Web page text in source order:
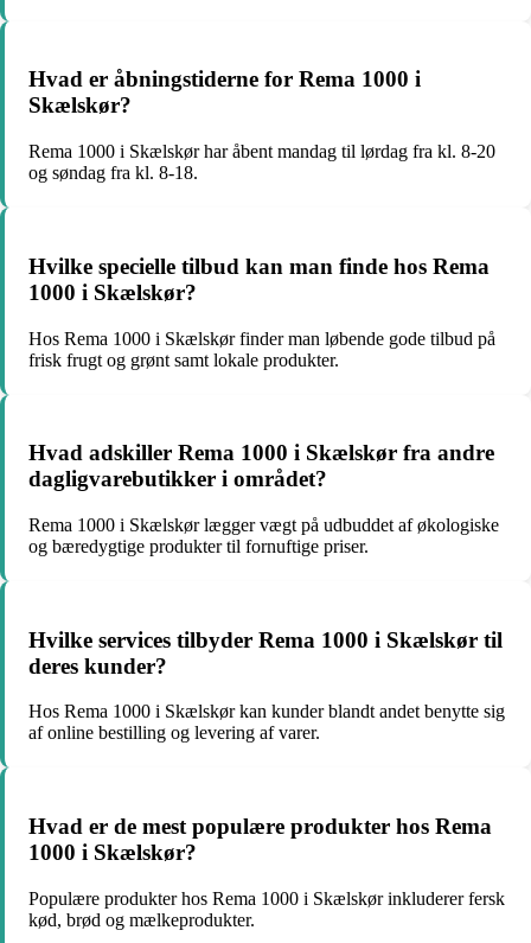
Hvad er åbningstiderne for Rema 1000 i
Skælskør?
Rema 1000 i Skælskør har åbent mandag til lørdag fra kl. 8-20
og søndag fra kl. 8-18.
Hvilke specielle tilbud kan man finde hos Rema
1000 i Skælskør?
Hos Rema 1000 i Skælskør finder man løbende gode tilbud på
frisk frugt og grønt samt lokale produkter.
Hvad adskiller Rema 1000 i Skælskør fra andre
dagligvarebutikker i området?
Rema 1000 i Skælskør lægger vægt på udbuddet af økologiske
og bæredygtige produkter til fornuftige priser.
Hvilke services tilbyder Rema 1000 i Skælskør til
deres kunder?
Hos Rema 1000 i Skælskør kan kunder blandt andet benytte sig
af online bestilling og levering af varer.
Hvad er de mest populære produkter hos Rema
1000 i Skælskør?
Populære produkter hos Rema 1000 i Skælskør inkluderer fersk
kød, brød og mælkeprodukter.